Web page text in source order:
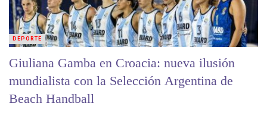
Giuliana Gamba en Croacia: nueva ilusión
mundialista con la Selección Argentina de
Beach Handball
DEPORTE